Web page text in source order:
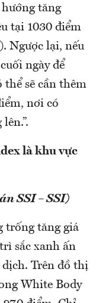
tăng
tại 1030 điểm
Ngược lại, nếu
ngày để
thể sẽ cần thêm
nơi có
là khu vực
SSI – SSI)
trống tăng giá
sắc xanh ấn
Trên đồ thị
White Body